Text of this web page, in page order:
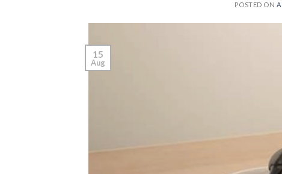
POSTED ON
15
Aug